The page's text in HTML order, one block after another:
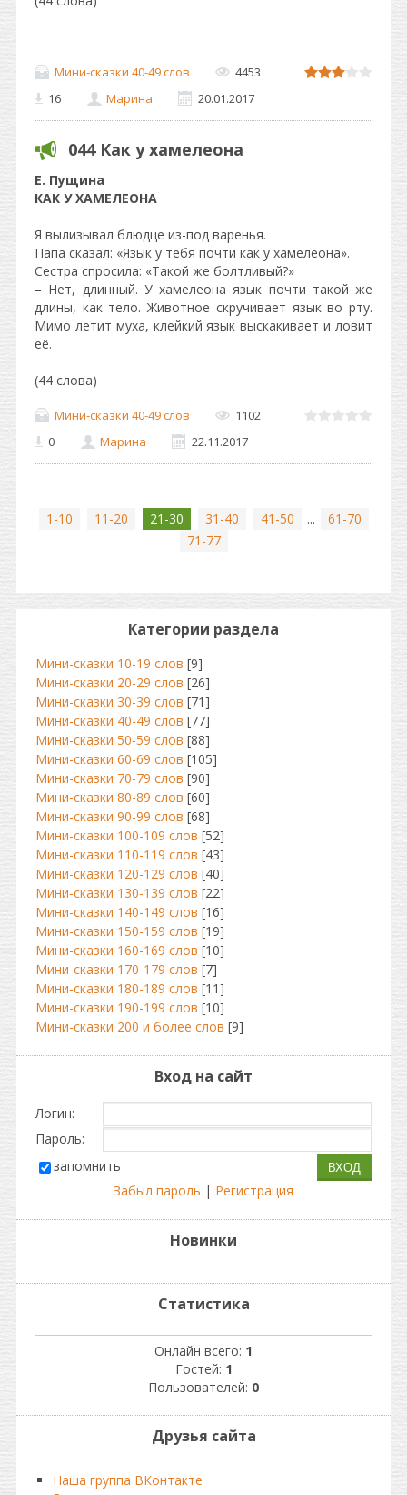
Мини-сказки 40-49 слов
4453
16
Марина 20.01.2017
044 Как у хамелеона
Е. Пущина
КАК У ХАМЕЛЕОНА
Я вылизывал блюдце из-под варенья.
Папа сказал: «Язык у тебя почти как у хамелеона».
Сестра спросила: «Такой же болтливый?»
– Нет, длинный. У хамелеона язык почти такой же
длины, как тело. Животное скручивает язык во рту.
Мимо летит муха, клейкий язык выскакивает и ловит
её.
(44 слова)
Мини-сказки 40-49 слов
1102
0
Марина 22.11.2017
1-10 11-20 21-30 31-40 41-50 ...
61-70
71-77
Категории раздела
Мини-сказки 10-19 слов [9]
Мини-сказки 20-29 слов [26]
Мини-сказки 30-39 слов [71]
Мини-сказки 40-49 слов [77]
Мини-сказки 50-59 слов [88]
Мини-сказки 60-69 слов [105]
Мини-сказки 70-79 слов [90]
Мини-сказки 80-89 слов [60]
Мини-сказки 90-99 слов [68]
Мини-сказки 100-109 слов [52]
Мини-сказки 110-119 слов [43]
Мини-сказки 120-129 слов [40]
Мини-сказки 130-139 слов [22]
Мини-сказки 140-149 слов [16]
Мини-сказки 150-159 слов [19]
Мини-сказки 160-169 слов [10]
Мини-сказки 170-179 слов [7]
Мини-сказки 180-189 слов [11]
Мини-сказки 190-199 слов [10]
Мини-сказки 200 и более слов [9]
Вход на сайт
Логин:
Пароль:
запомнить
Забыл пароль | Регистрация
Новинки
Статистика
Онлайн всего: 1
Гостей: 1
Пользователей: 0
Друзья сайта
Наша группа ВКонтакте